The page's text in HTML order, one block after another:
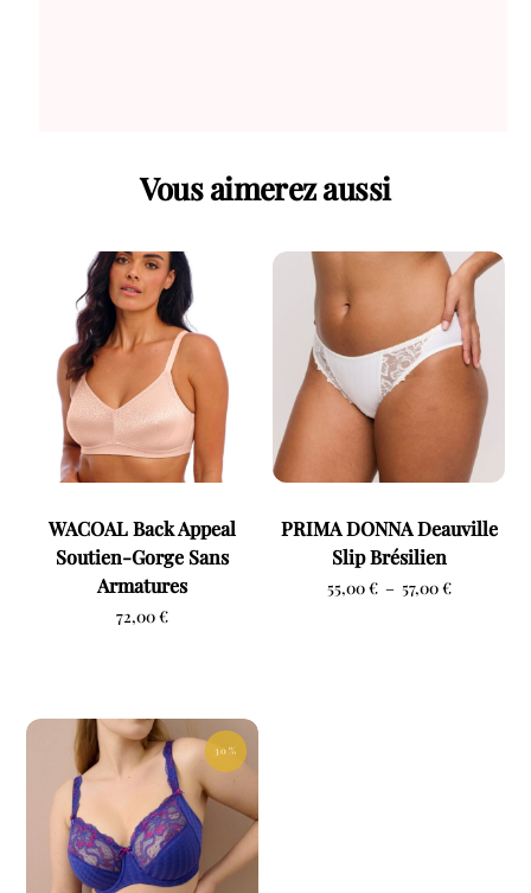
Vous aimerez aussi
WACOAL Back Appeal
Soutien-Gorge Sans
Armatures
72,00€
PRIMA DONNA Deauville
Slip Brésilien
55,00€ – 57,00€Plage
30 %